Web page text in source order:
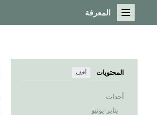
القائمة الرئيسية
المعرفة
المحتويات أخف
أحداث
يناير-يونيو